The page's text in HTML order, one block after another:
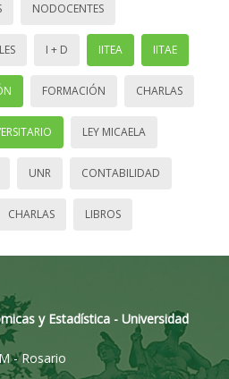
NODOCENTES
I + D IITEA IITAE
FORMACIÓN CHARLAS
LEY MICAELA
UNR CONTABILIDAD
CHARLAS LIBROS
y Estadística - Universidad
- Rosario